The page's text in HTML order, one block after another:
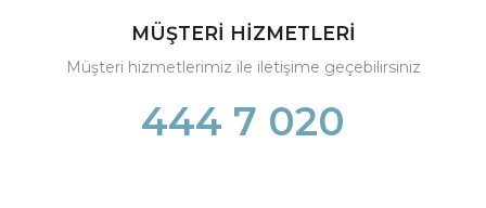
MÜŞTERİ HİZMETLERİ
Müşteri hizmetlerimiz ile iletişime geçebilirsiniz
444 7 020